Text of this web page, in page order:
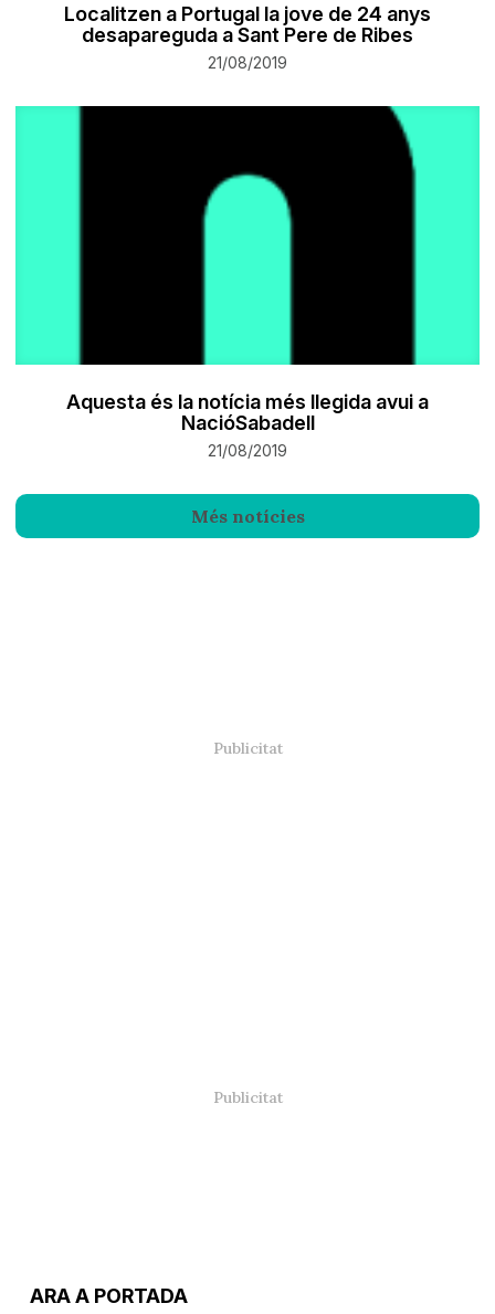
Localitzen a Portugal la jove de 24 anys
desapareguda a Sant Pere de Ribes
21/08/2019
Aquesta és la notícia més llegida avui a
NacióSabadell
21/08/2019
Més notícies
ARA A PORTADA